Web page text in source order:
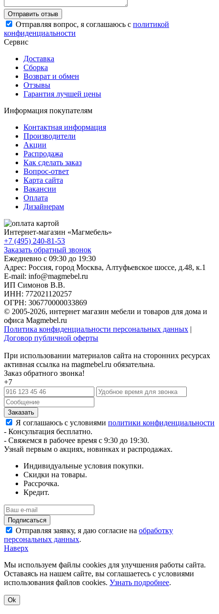
Отправляя вопрос, я соглашаюсь с политикой
конфиденциальности
Сервис
Доставка
Сборка
Возврат и обмен
Отзывы
Гарантия лучшей цены
Информация покупателям
Контактная информация
Производители
Акции
Распродажа
Как сделать заказ
Вопрос-ответ
Карта сайта
Вакансии
Оплата
Дизайнерам
Интернет-магазин «Магмебель»
+7 (495) 240-81-53
Заказать обратный звонок
Ежедневно с 09:30 до 19:30
Адрес: Россия, город Москва, Алтуфьевское шоссе, д.48, к.1
E-mail: info@magmebel.ru
ИП Симонов В.В.
ИНН: 772021120257
ОГРН: 306770000033869
© 2005-2026, интернет магазин мебели и товаров для дома и
офиса Magmebel.ru
Политика конфиденциальности персональных данных |
Договор публичной оферты
При использовании материалов сайта на сторонних ресурсах
активная ссылка на magmebel.ru обязательна.
Заказ обратного звонка!
+7
Я соглашаюсь с условиями политики конфиденциальности
- Консультация бесплатно.
- Свяжемся в рабочее время с 9:30 до 19:30.
Узнай первым о акциях, новинках и распродажах.
Индивидуальные условия покупки.
Скидки на товары.
Рассрочка.
Кредит.
Отправляя заявку, я даю согласие на обработку
персональных данных.
Наверх
Мы используем файлы cookies для улучшения работы сайта.
Оставаясь на нашем сайте, вы соглашаетесь с условиями
использования файлов cookies. Узнать подробнее.
Ok